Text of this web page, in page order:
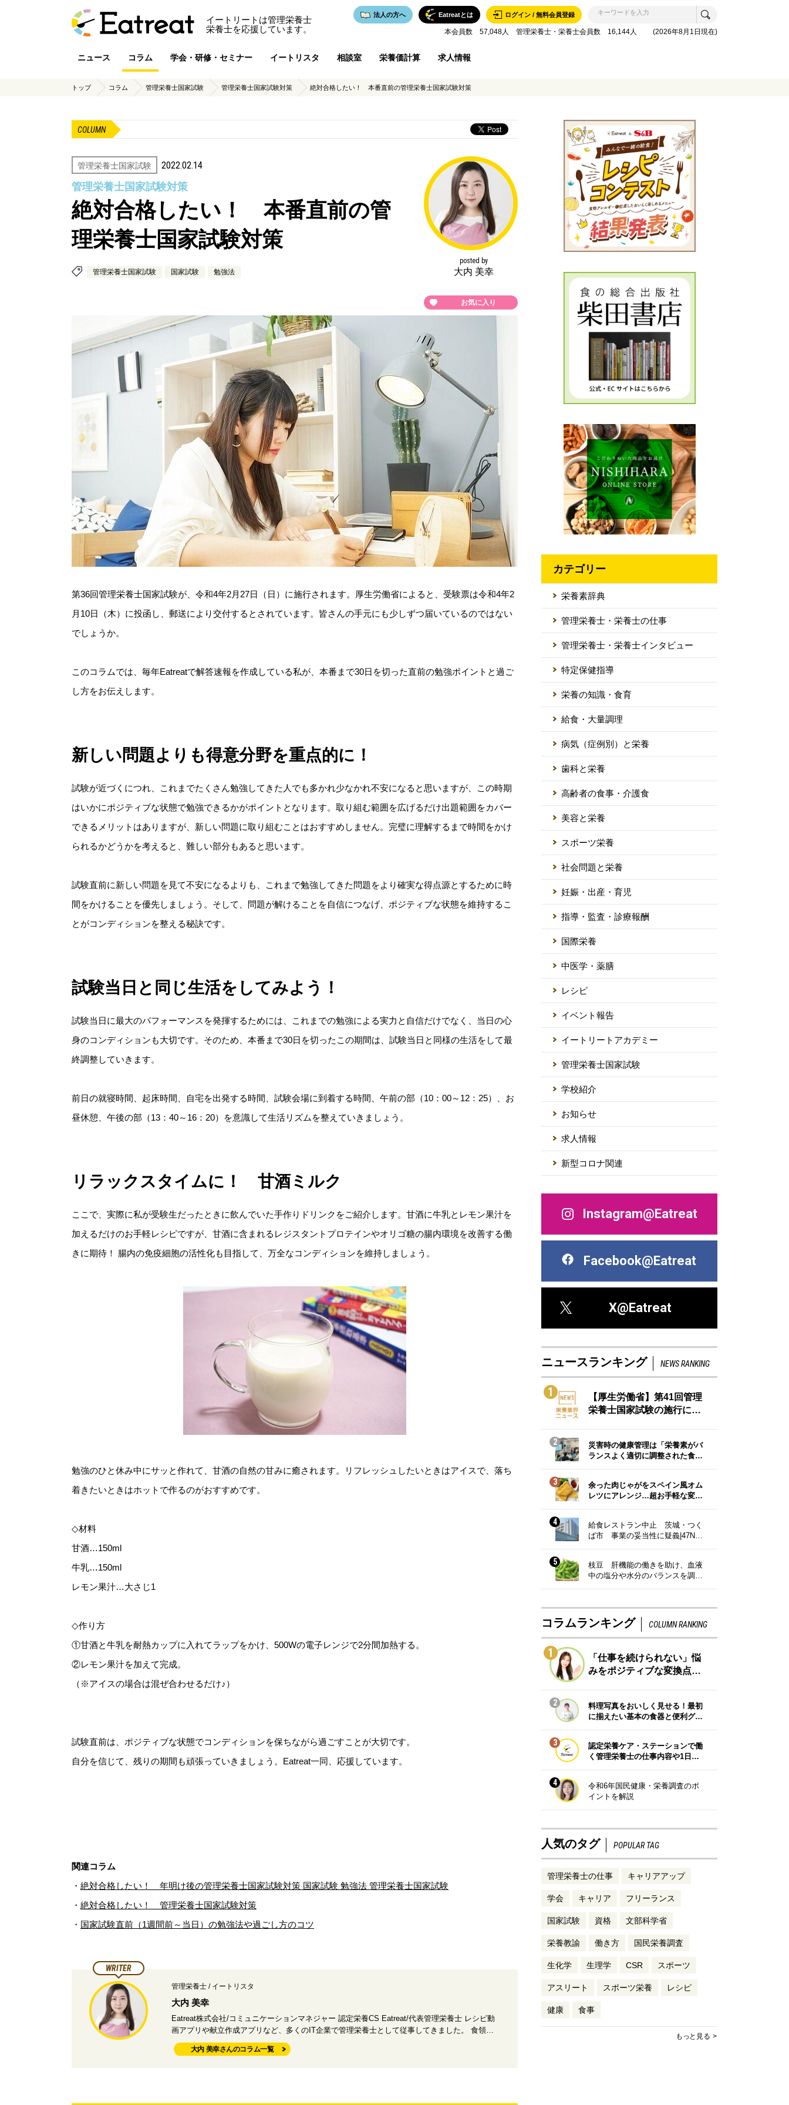
イートリートは管理栄養士
栄養士を応援しています。
ログイン / 無料会員登録
Eatreatとは
法人の方へ
本会員数 57,048人 管理栄養士・栄養士会員数 16,144人 (2026年8月1日現在)
ニュース コラム 学会・研修・セミナー イートリスタ 相談室 栄養価計算 求人情報
トップ コラム 管理栄養士国家試験 管理栄養士国家試験対策 絶対合格したい！ 本番直前の管理栄養士国家試験対策
COLUMN
管理栄養士国家試験 2022.02.14
管理栄養士国家試験対策
絶対合格したい！ 本番直前の管
理栄養士国家試験対策
管理栄養士国家試験 国家試験 勉強法
posted by
大内 美幸
お気に入り
第36回管理栄養士国家試験が、令和4年2月27日（日）に施行されます。厚生労働省によると、受験票は令和4年2
月10日（木）に投函し、郵送により交付するとされています。皆さんの手元にも少しずつ届いているのではない
でしょうか。
このコラムでは、毎年Eatreatで解答速報を作成している私が、本番まで30日を切った直前の勉強ポイントと過ご
し方をお伝えします。
新しい問題よりも得意分野を重点的に！
試験が近づくにつれ、これまでたくさん勉強してきた人でも多かれ少なかれ不安になると思いますが、この時期
はいかにポジティブな状態で勉強できるかがポイントとなります。取り組む範囲を広げるだけ出題範囲をカバー
できるメリットはありますが、新しい問題に取り組むことはおすすめしません。完璧に理解するまで時間をかけ
られるかどうかを考えると、難しい部分もあると思います。
試験直前に新しい問題を見て不安になるよりも、これまで勉強してきた問題をより確実な得点源とするために時
間をかけることを優先しましょう。そして、問題が解けることを自信につなげ、ポジティブな状態を維持するこ
とがコンディションを整える秘訣です。
試験当日と同じ生活をしてみよう！
試験当日に最大のパフォーマンスを発揮するためには、これまでの勉強による実力と自信だけでなく、当日の心
身のコンディションも大切です。そのため、本番まで30日を切ったこの期間は、試験当日と同様の生活をして最
終調整していきます。
前日の就寝時間、起床時間、自宅を出発する時間、試験会場に到着する時間、午前の部（10：00～12：25）、お
昼休憩、午後の部（13：40～16：20）を意識して生活リズムを整えていきましょう。
リラックスタイムに！ 甘酒ミルク
ここで、実際に私が受験生だったときに飲んでいた手作りドリンクをご紹介します。甘酒に牛乳とレモン果汁を
加えるだけのお手軽レシピですが、甘酒に含まれるレジスタントプロテインやオリゴ糖の腸内環境を改善する働
きに期待！ 腸内の免疫細胞の活性化も目指して、万全なコンディションを維持しましょう。
勉強のひと休み中にサッと作れて、甘酒の自然の甘みに癒されます。リフレッシュしたいときはアイスで、落ち
着きたいときはホットで作るのがおすすめです。
◇材料
甘酒…150ml
牛乳…150ml
レモン果汁…大さじ1
◇作り方
①甘酒と牛乳を耐熱カップに入れてラップをかけ、500Wの電子レンジで2分間加熱する。
②レモン果汁を加えて完成。
（※アイスの場合は混ぜ合わせるだけ♪）
試験直前は、ポジティブな状態でコンディションを保ちながら過ごすことが大切です。
自分を信じて、残りの期間も頑張っていきましょう。Eatreat一同、応援しています。
関連コラム
・ 絶対合格したい！ 年明け後の管理栄養士国家試験対策 国家試験 勉強法 管理栄養士国家試験
・ 絶対合格したい！ 管理栄養士国家試験対策
・ 国家試験直前（1週間前～当日）の勉強法や過ごし方のコツ
WRITER
管理栄養士 / イートリスタ
大内 美幸
Eatreat株式会社/コミュニケーションマネジャー 認定栄養CS Eatreat/代表管理栄養士 レシピ動
画アプリや献立作成アプリなど、多くのIT企業で管理栄養士として従事してきました。 食領…
大内 美幸さんのコラム一覧
カテゴリー
栄養素辞典
管理栄養士・栄養士の仕事
管理栄養士・栄養士インタビュー
特定保健指導
栄養の知識・食育
給食・大量調理
病気（症例別）と栄養
歯科と栄養
高齢者の食事・介護食
美容と栄養
スポーツ栄養
社会問題と栄養
妊娠・出産・育児
指導・監査・診療報酬
国際栄養
中医学・薬膳
レシピ
イベント報告
イートリートアカデミー
管理栄養士国家試験
学校紹介
お知らせ
求人情報
新型コロナ関連
Instagram@Eatreat
Facebook@Eatreat
X@Eatreat
ニュースランキング NEWS RANKING
1
【厚生労働省】第41回管理
栄養士国家試験の施行に…
2
災害時の健康管理は「栄養素がバ
ランスよく適切に調整された食…
3
余った肉じゃがをスペイン風オム
レツにアレンジ…超お手軽な変…
4
給食レストラン中止 茨城・つく
ば市 事業の妥当性に疑義|47N…
5
枝豆 肝機能の働きを助け、血液
中の塩分や水分のバランスを調…
コラムランキング COLUMN RANKING
1
「仕事を続けられない」悩
みをポジティブな変換点…
2
料理写真をおいしく見せる！最初
に揃えたい基本の食器と便利グ…
3
認定栄養ケア・ステーションで働
く管理栄養士の仕事内容や1日…
4
令和6年国民健康・栄養調査のポ
イントを解説
人気のタグ POPULAR TAG
管理栄養士の仕事 キャリアアップ
学会 キャリア フリーランス
国家試験 資格 文部科学省
栄養教諭 働き方 国民栄養調査
生化学 生理学 CSR スポーツ
アスリート スポーツ栄養 レシピ
健康 食事
もっと見る